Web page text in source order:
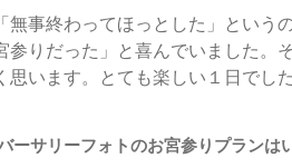
無事終わってほっとした」という
参りだった」と喜んでいました。
思います。とても楽しい１日でした
ーサリーフォトのお宮参りプランは